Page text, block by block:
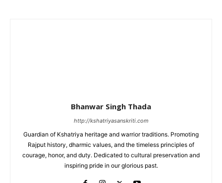
Bhanwar Singh Thada
http://kshatriyasanskriti.com
Guardian of Kshatriya heritage and warrior traditions. Promoting
Rajput history, dharmic values, and the timeless principles of
courage, honor, and duty. Dedicated to cultural preservation and
inspiring pride in our glorious past.